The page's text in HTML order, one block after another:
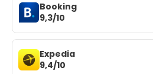
Booking
9,3/10
Expedia
9,4/10